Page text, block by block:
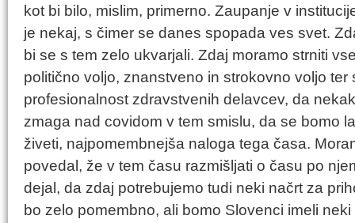
kot bi bilo, mislim, primerno. Zaupanje v
je nekaj, s čimer se danes spopada ves svet.
bi se s tem zelo ukvarjali. Zdaj moramo strniti
politično voljo, znanstveno in strokovno voljo
profesionalnost zdravstvenih delavcev, da
zmaga nad covidom v tem smislu, da se bomo
živeti, najpomembnejša naloga tega časa.
povedal, že v tem času razmišljati o času po
dejal, da zdaj potrebujemo tudi neki načrt za
bo zelo pomembno, ali bomo Slovenci imeli